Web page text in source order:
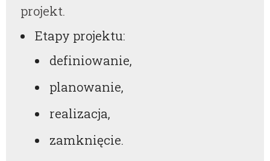
projekt.
Etapy projektu:
definiowanie,
planowanie,
realizacja,
zamknięcie.